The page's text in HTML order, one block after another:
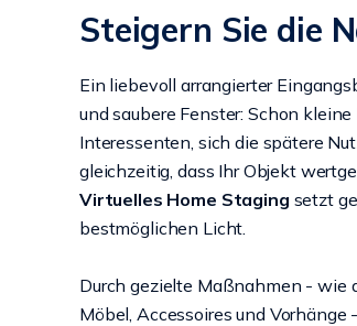
Steigern Sie die
Ein liebevoll arrangierter
und saubere Fenster: Schon
Interessenten, sich die spätere
gleichzeitig, dass Ihr Objekt
Virtuelles Home Staging setzt
bestmöglichen Licht.
Durch gezielte Maßnahmen - wie
Möbel, Accessoires und